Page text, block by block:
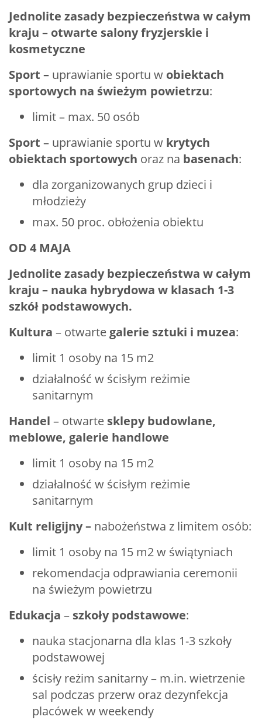
Jednolite zasady bezpieczeństwa w całym
kraju – otwarte salony fryzjerskie i
kosmetyczne
Sport – uprawianie sportu w obiektach
sportowych na świeżym powietrzu:
limit – max. 50 osób
Sport – uprawianie sportu w krytych
obiektach sportowych oraz na basenach:
dla zorganizowanych grup dzieci i
młodzieży
max. 50 proc. obłożenia obiektu
OD 4 MAJA
Jednolite zasady bezpieczeństwa w całym
kraju – nauka hybrydowa w klasach 1-3
szkół podstawowych.
Kultura – otwarte galerie sztuki i muzea:
limit 1 osoby na 15 m2
działalność w ścisłym reżimie
sanitarnym
Handel – otwarte sklepy budowlane,
meblowe, galerie handlowe
limit 1 osoby na 15 m2
działalność w ścisłym reżimie
sanitarnym
Kult religijny – nabożeństwa z limitem osób:
limit 1 osoby na 15 m2 w świątyniach
rekomendacja odprawiania ceremonii
na świeżym powietrzu
Edukacja – szkoły podstawowe:
nauka stacjonarna dla klas 1-3 szkoły
podstawowej
ścisły reżim sanitarny – m.in. wietrzenie
sal podczas przerw oraz dezynfekcja
placówek w weekendy